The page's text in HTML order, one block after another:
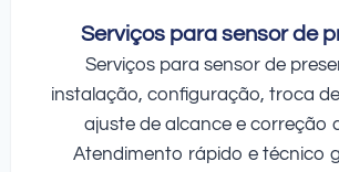
Serviços para sensor de
Serviços para sensor de
instalação, configuração, troca
ajuste de alcance e correção
Atendimento rápido e técnico